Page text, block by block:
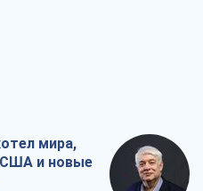
мира,
США и новые